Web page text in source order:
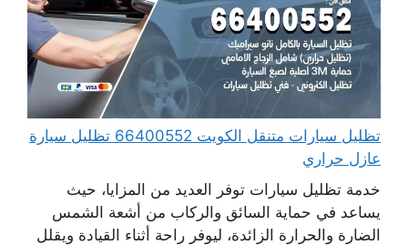
تظليل سيارات متنقل الكويت 66400552 تظليل سيارة
عازل حراري
خدمة تظليل سيارات توفر العديد من المزايا، حيث
يساعد في حماية السائق والركاب من أشعة الشمس
الضارة والحرارة الزائدة، ليوفر راحة أثناء القيادة ويقلل